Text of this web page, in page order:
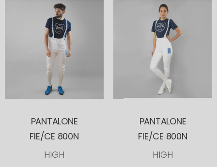
PANTALONE
FIE/CE 800N
HIGH
PANTALONE
FIE/CE 800N
HIGH